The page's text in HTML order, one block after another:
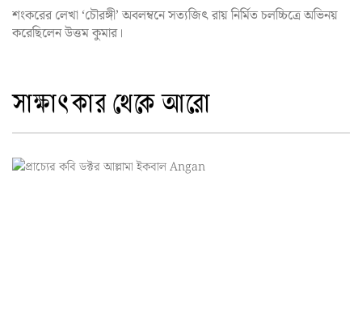
শংকরের লেখা ‘চৌরঙ্গী’ অবলম্বনে সত্যজিৎ রায় নির্মিত চলচ্চিত্রে অভিনয়
করেছিলেন উত্তম কুমার।
সাক্ষাৎকার থেকে আরো